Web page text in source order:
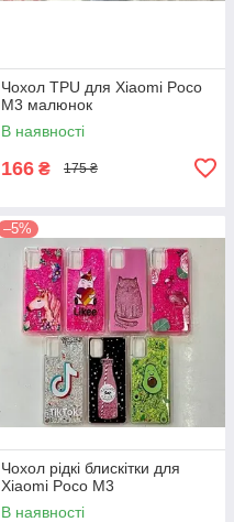
Чохол TPU для Xiaomi Poco
M3 малюнок
В наявності
166 ₴ 175 ₴
–5%
Чохол рідкі блискітки для
Xiaomi Poco M3
В наявності